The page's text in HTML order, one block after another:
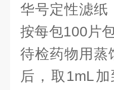
华号定性滤纸
按每包100片
待检药物用蒸
后，取1mL